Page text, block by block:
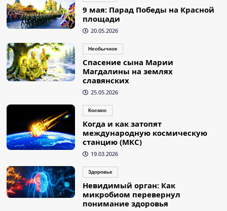
9 мая: Парад Победы на Красной
площади
20.05.2026
Необычное
Спасение сына Марии
Магдалины на землях
славянских
25.05.2026
Космос
Когда и как затопят
международную космическую
станцию (МКС)
19.03.2026
Здоровье
Невидимый орган: Как
микробиом перевернул
понимание здоровья